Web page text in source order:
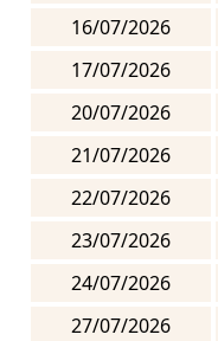
16/07/2026
17/07/2026
20/07/2026
21/07/2026
22/07/2026
23/07/2026
24/07/2026
27/07/2026